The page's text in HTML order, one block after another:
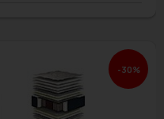
-30%